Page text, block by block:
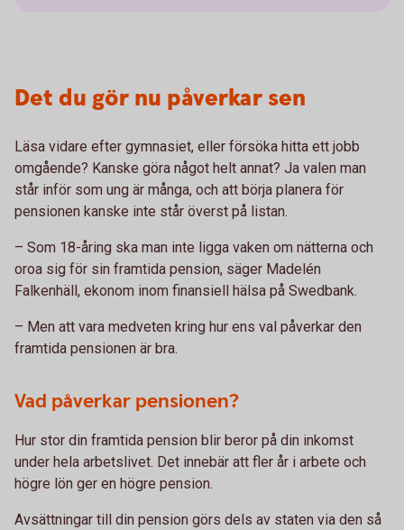
Det du gör nu påverkar sen
Läsa vidare efter gymnasiet, eller försöka hitta ett jobb
omgående? Kanske göra något helt annat? Ja valen man
står inför som ung är många, och att börja planera för
pensionen kanske inte står överst på listan.
– Som 18-åring ska man inte ligga vaken om nätterna och
oroa sig för sin framtida pension, säger Madelén
Falkenhäll, ekonom inom finansiell hälsa på Swedbank.
– Men att vara medveten kring hur ens val påverkar den
framtida pensionen är bra.
Vad påverkar pensionen?
Hur stor din framtida pension blir beror på din inkomst
under hela arbetslivet. Det innebär att fler år i arbete och
högre lön ger en högre pension.
Avsättningar till din pension görs dels av staten via den så